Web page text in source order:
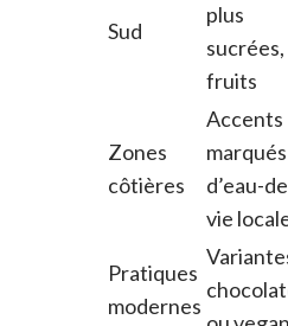
Sud
plus
sucrées,
fruits
Zones
côtières
Accents
marqués
d’eau-
vie
Pratiques
modernes